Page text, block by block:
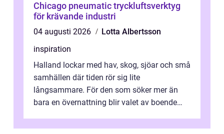
Chicago pneumatic tryckluftsverktyg
för krävande industri
04 augusti 2026
Lotta Albertsson
inspiration
Halland lockar med hav, skog, sjöar och små
samhällen där tiden rör sig lite
långsammare. För den som söker mer än
bara en övernattning blir valet av boende
utgå...